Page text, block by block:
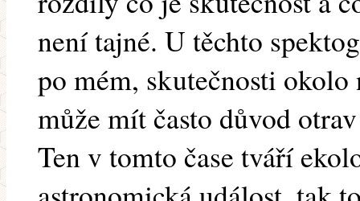
není tajné. U těchto
po mém, skutečnosti okolo
může mít často důvod
Ten v tomto čase tváří